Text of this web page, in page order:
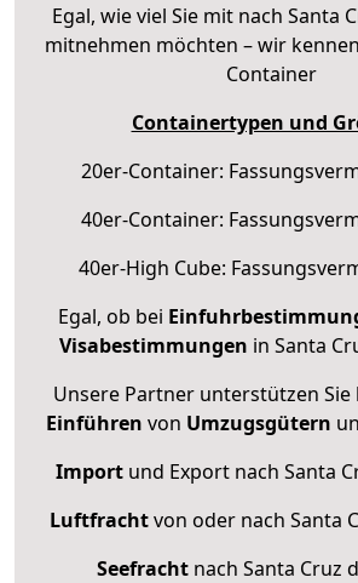
Egal, wie viel Sie mit nach Santa
mitnehmen möchten – wir
Container
Containertypen und
20er-Container:
40er-Container:
40er-High Cube:
Egal, ob bei
Visabestimmungen in Santa
Unsere Partner unterstützen
Einführen von Umzugsgütern
Importund Export nach Santa
Luftfrachtvon oder nach Santa
Seefrachtnach Santa Cruz